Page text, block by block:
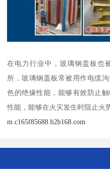
在电力行业中，玻璃钢盖板也
所，玻璃钢盖板常被用作电缆
色的绝缘性能，能够有效防止
性能，能够在火灾发生时阻止火
m.c165f85688.b2b168.com